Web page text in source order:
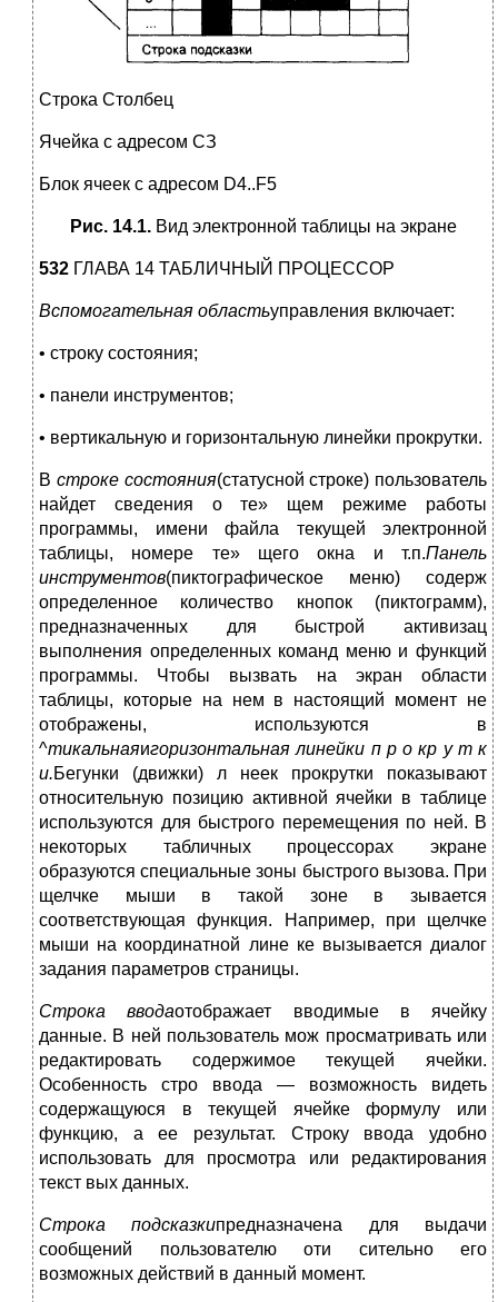
Строка Столбец
Ячейка с адресом СЗ
Блок ячеек с адресом D4..F5
Рис. 14.1.Вид электронной таблицы на экране
532 ГЛАВА 14 ТАБЛИЧНЫЙ ПРОЦЕССОР
Вспомогательная областьуправления включает:
• строку состояния;
• панели инструментов;
• вертикальную и горизонтальную линейки прокрутки.
В строке состояния(статусной строке) пользователь
найдет сведения о те» щем режиме работы
программы, имени файла текущей электронной
таблицы, номере те» щего окна и т.п.Панель
инструментов(пиктографическое меню) содерж
определенное количество кнопок (пиктограмм),
предназначенных для быстрой активизац
выполнения определенных команд меню и функций
программы. Чтобы вызвать на экран области
таблицы, которые на нем в настоящий момент не
отображены, используются в
^тикальнаяигоризонтальная линейки п р о кр у т к
и.Бегунки (движки) л неек прокрутки показывают
относительную позицию активной ячейки в таблице
используются для быстрого перемещения по ней. В
некоторых табличных процессорах экране
образуются специальные зоны быстрого вызова. При
щелчке мыши в такой зоне в зывается
соответствующая функция. Например, при щелчке
мыши на координатной лине ке вызывается диалог
задания параметров страницы.
Строка вводаотображает вводимые в ячейку
данные. В ней пользователь мож просматривать или
редактировать содержимое текущей ячейки.
Особенность стро ввода — возможность видеть
содержащуюся в текущей ячейке формулу или
функцию, а ее результат. Строку ввода удобно
использовать для просмотра или редактирования
текст вых данных.
Строка подсказкипредназначена для выдачи
сообщений пользователю оти сительно его
возможных действий в данный момент.